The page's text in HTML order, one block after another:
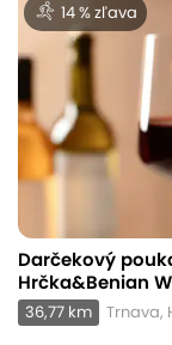
14 % zľava
Darčekový
Hrčka&Benian
36,77 km Trnava,